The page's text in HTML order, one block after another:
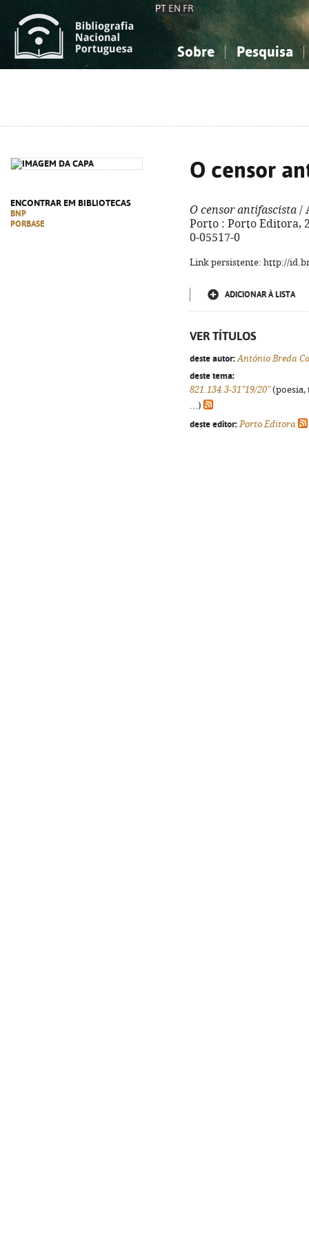
PT EN FR
Sobre Pesquisa
ENCONTRAR EM BIBLIOTECAS
BNP
PORBASE
O censor
O censor antifascista /
Porto : Porto Editora,
0-05517-0
Link persistente: http://
ADICIONAR À LISTA
VER TÍTULOS
deste autor: António Breda
deste tema:
821.134.3-31"19/20"(poesia,
...)
deste editor: Porto Editora